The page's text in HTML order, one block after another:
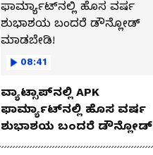
08:41
ವ್ಯಾಟ್ಸಾಪ್‌ನಲ್ಲಿ APK
ಫಾರ್ಮ್ಯಾಟ್‌ನಲ್ಲಿ ಹೊಸ ವರ್ಷ
ಶುಭಾಶಯ ಬಂದರೆ ಡೌನ್ಲೋಡ್
ಮಾಡಬೇಡಿ!